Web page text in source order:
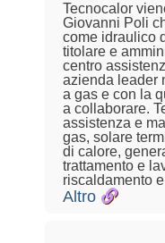
Tecnocalor
Giovanni Poli
come idraulico
titolare e
centro
azienda leader
a gas e con la
a collaborare.
assistenza e
gas, solare
di calore,
trattamento e
riscaldamento e
Altro